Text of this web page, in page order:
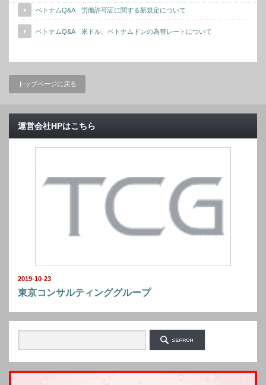
ベトナムQ&A 労働許可証に関する新規定について
ベトナムQ&A 米ドル、ベトナムドンの為替レートについて
トップページに戻る
運営会社HPはこちら
2019-10-23
東京コンサルティンググループ